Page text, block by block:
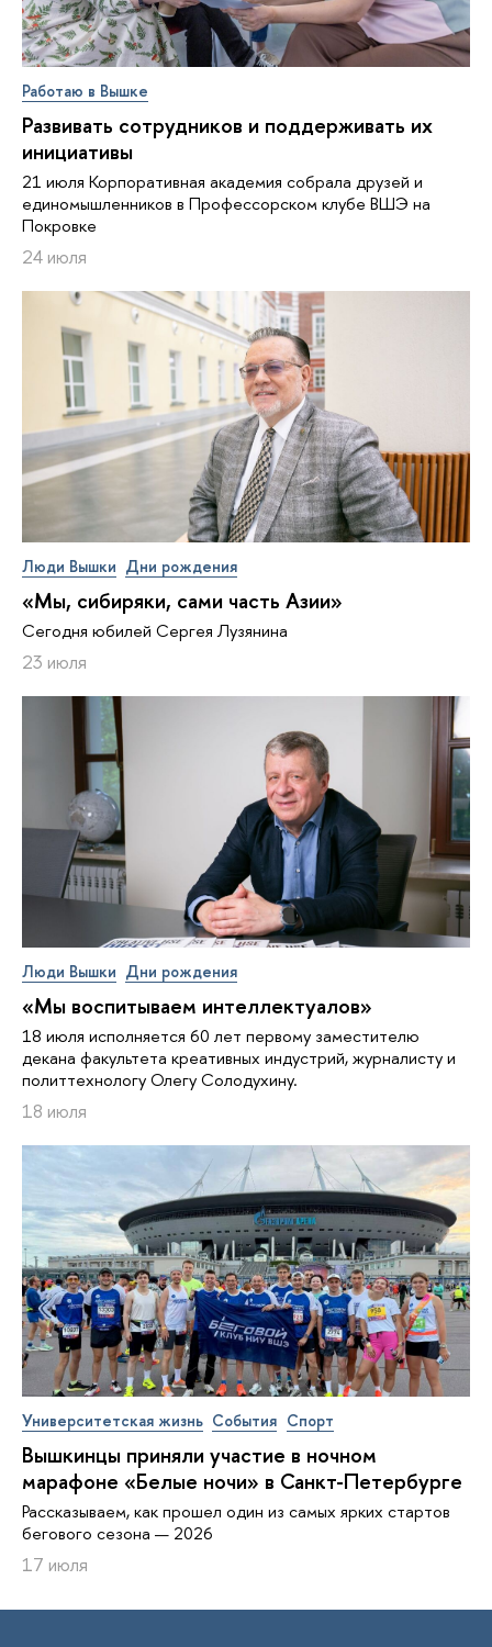
Работаю в Вышке
Развивать сотрудников и поддерживать их
инициативы
21 июля Корпоративная академия собрала друзей и
единомышленников в Профессорском клубе ВШЭ на
Покровке
24 июля
Люди Вышки Дни рождения
«Мы, сибиряки, сами часть Азии»
Сегодня юбилей Сергея Лузянина
23 июля
Люди Вышки Дни рождения
«Мы воспитываем интеллектуалов»
18 июля исполняется 60 лет первому заместителю
декана факультета креативных индустрий, журналисту и
политтехнологу Олегу Солодухину.
18 июля
Университетская жизнь События Спорт
Вышкинцы приняли участие в ночном
марафоне «Белые ночи» в Санкт-Петербурге
Рассказываем, как прошел один из самых ярких стартов
бегового сезона — 2026
17 июля